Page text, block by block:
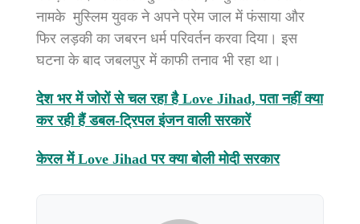
नामके मुस्लिम युवक ने अपने प्रेम जाल में फंसाया और
फिर लड़की का जबरन धर्म परिवर्तन करवा दिया। इस
घटना के बाद जबलपुर में काफी तनाव भी रहा था।
देश भर में जोरों से चल रहा है Love Jihad, पता नहीं क्या
कर रही हैं डबल-ट्रिपल इंजन वाली सरकारें
केरल में Love Jihad पर क्या बोली मोदी सरकार